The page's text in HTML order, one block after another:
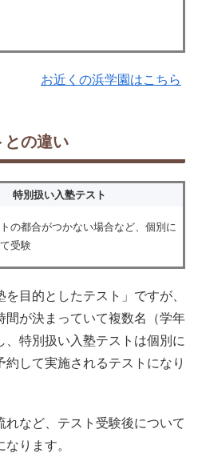
お近くの浜学園はこちら
の違い
特別扱い入塾テスト
の都合がつかない場合など、個別に
受験
目的としたテスト」ですが、
が決まっていて複数名（学年
特別扱い入塾テストは個別に
して実施されるテストになり
など、テスト受験後について
ります。